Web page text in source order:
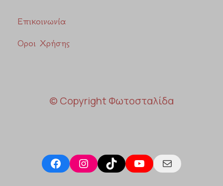
Επικοινωνία
Οροι Χρήσης
© Copyright Φωτοσταλίδα
Facebook Instagram TikTok YouTube